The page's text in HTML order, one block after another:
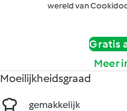
wereld van
Gratis
Meer
Moeilijkheidsgraad
gemakkelijk